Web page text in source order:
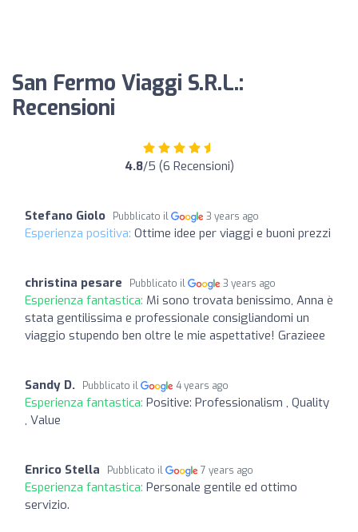
San Fermo Viaggi S.R.L.:
Recensioni
4.8/5 (6 Recensioni)
Stefano Giolo Pubblicato il 3 years ago
Esperienza positiva: Ottime idee per viaggi e buoni prezzi
christina pesare Pubblicato il 3 years ago
Esperienza fantastica: Mi sono trovata benissimo, Anna è
stata gentilissima e professionale consigliandomi un
viaggio stupendo ben oltre le mie aspettative! Grazieee
Sandy D. Pubblicato il 4 years ago
Esperienza fantastica: Positive: Professionalism , Quality
, Value
Enrico Stella Pubblicato il 7 years ago
Esperienza fantastica: Personale gentile ed ottimo
servizio.